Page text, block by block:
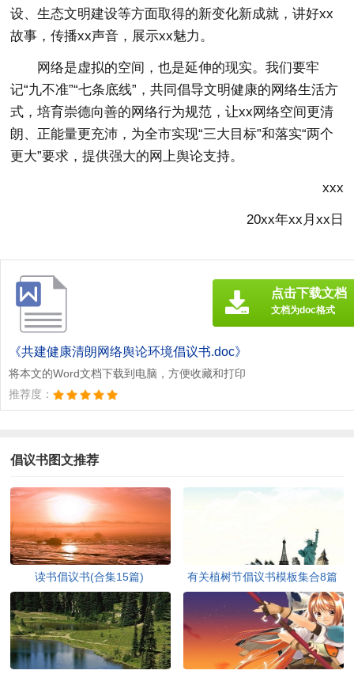
设、生态文明建设等方面取得的新变化新成就，讲好xx
故事，传播xx声音，展示xx魅力。
网络是虚拟的空间，也是延伸的现实。我们要牢
记“九不准”“七条底线”，共同倡导文明健康的网络生活方
式，培育崇德向善的网络行为规范，让xx网络空间更清
朗、正能量更充沛，为全市实现“三大目标”和落实“两个
更大”要求，提供强大的网上舆论支持。
xxx
20xx年xx月xx日
《共建健康清朗网络舆论环境倡议书.doc》
将本文的Word文档下载到电脑，方便收藏和打印
推荐度：
点击下载文档
文档为doc格式
倡议书图文推荐
读书倡议书(合集15篇) 有关植树节倡议书模板集合8篇